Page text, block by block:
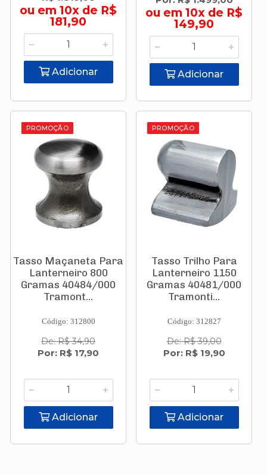
ou em 10x de R$
181,90
Adicionar
ou em 10x de R$
149,90
Adicionar
PROMOÇÃO
Tasso Maçaneta Para
Lanterneiro 800
Gramas 40484/000
Tramont...
Código: 312800
De: R$ 34,90
Por: R$ 17,90
Adicionar
PROMOÇÃO
Tasso Trilho Para
Lanterneiro 1150
Gramas 40481/000
Tramonti...
Código: 312827
De: R$ 39,00
Por: R$ 19,90
Adicionar